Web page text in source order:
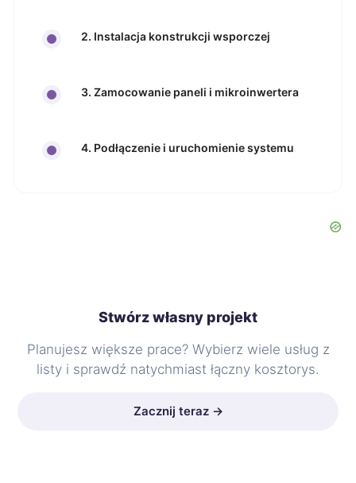
2. Instalacja konstrukcji wsporczej
3. Zamocowanie paneli i mikroinwertera
4. Podłączenie i uruchomienie systemu
Stwórz własny projekt
Planujesz większe prace? Wybierz wiele usług z
listy i sprawdź natychmiast łączny kosztorys.
Zacznij teraz →